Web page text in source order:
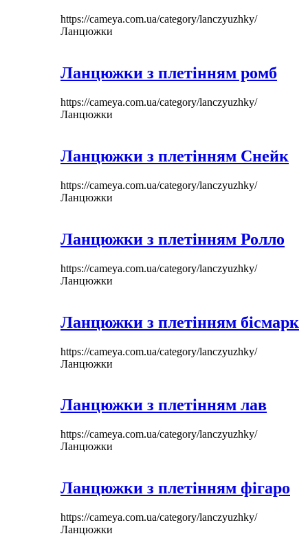
https://cameya.com.ua/category/lanczyuzhky/
Ланцюжки
Ланцюжки з плетінням ромб
https://cameya.com.ua/category/lanczyuzhky/
Ланцюжки
Ланцюжки з плетінням Снейк
https://cameya.com.ua/category/lanczyuzhky/
Ланцюжки
Ланцюжки з плетінням Ролло
https://cameya.com.ua/category/lanczyuzhky/
Ланцюжки
Ланцюжки з плетінням бісмарк
https://cameya.com.ua/category/lanczyuzhky/
Ланцюжки
Ланцюжки з плетінням лав
https://cameya.com.ua/category/lanczyuzhky/
Ланцюжки
Ланцюжки з плетінням фігаро
https://cameya.com.ua/category/lanczyuzhky/
Ланцюжки